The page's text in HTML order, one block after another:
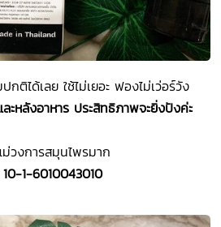
กติได้เลย ใช้ไม่เยอะ ฟองไม่เว่อร์วัง
ะหลังอาหาร ประสิทธิภาพจะยิ่งปังค่ะ
วงการสมุนไพรมาก
1-6010043010